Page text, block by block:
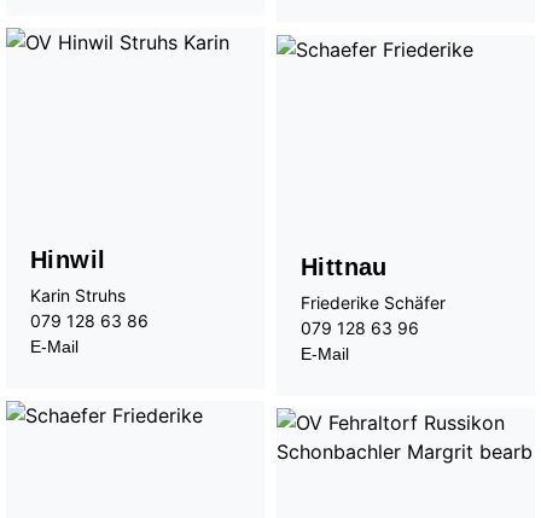
Hinwil
Karin Struhs
079 128 63 86
E-Mail
Hittnau
Friederike Schäfer
079 128 63 96
E-Mail